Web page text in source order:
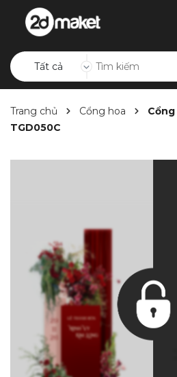
Tất cả
Trang chủ Cổng hoa
TGD050C